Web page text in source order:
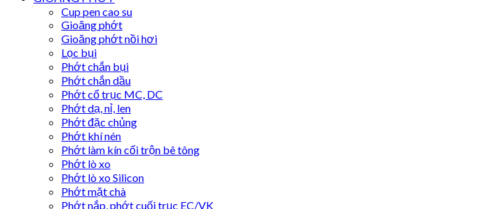
Cup pen cao su
Gioăng phớt
Gioăng phớt nồi hơi
Lọc bụi
Phớt chắn bụi
Phớt chắn dầu
Phớt cổ trục MC, DC
Phớt dạ, nỉ, len
Phớt đặc chủng
Phớt khí nén
Phớt làm kín cối trộn bê tông
Phớt lò xo
Phớt lò xo Silicon
Phớt mặt chà
Phớt nắp, phớt cuối trục EC/VK